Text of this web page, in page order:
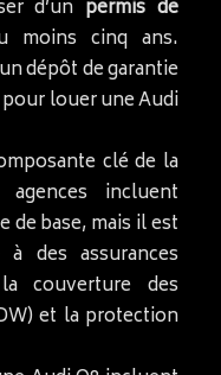
d’un permis de
moins cinq ans.
dépôt de garantie
pour louer une Audi
clé de la
incluent
de base, mais il est
à des assurances
couverture des
et la protection